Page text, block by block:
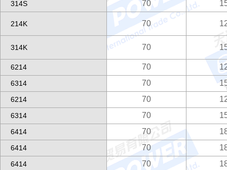
314S 70
214K 70
314K 70
6214 70
6314 70
6214 70
6314 70
6414 70
6414 70
6414 70